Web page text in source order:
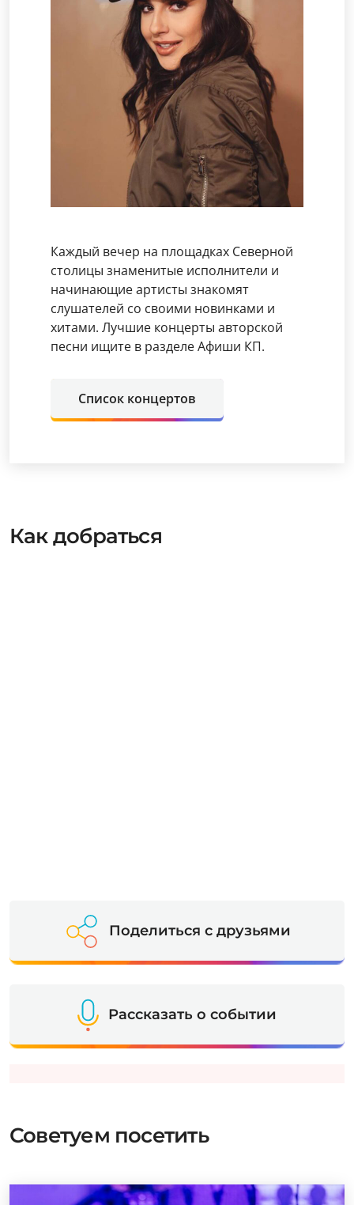
Каждый вечер на площадках Северной
столицы знаменитые исполнители и
начинающие артисты знакомят
слушателей со своими новинками и
хитами. Лучшие концерты авторской
песни ищите в разделе Афиши КП.
Список концертов
Как добраться
Поделиться с друзьями
Рассказать о событии
Советуем посетить